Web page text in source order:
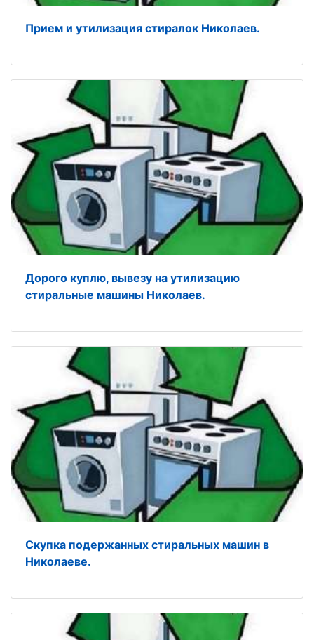
Прием и утилизация стиралок Николаев.
Дорого куплю, вывезу на утилизацию
стиральные машины Николаев.
Скупка подержанных стиральных машин в
Николаеве.